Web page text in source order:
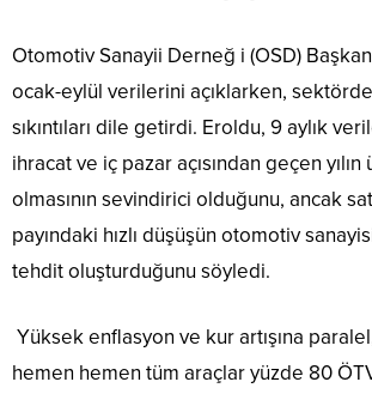
Otomotiv Sanayii Derneğ i (OSD)
ocak-eylül verilerini açıklarken,
sıkıntıları dile getirdi. Eroldu, 9 aylık
ihracat ve iç pazar açısından geçen
olmasının sevindirici olduğunu, ancak
payındaki hızlı düşüşün otomotiv
tehdit oluşturduğunu söyledi.
Yüksek enflasyon ve kur artışına
hemen hemen tüm araçlar yüzde 80